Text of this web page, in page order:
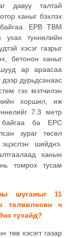
давуу талтай
ханыг бэхлэх
EPB TBM
ухах туннелийн
хэсэг газрыг
бетонон ханыг
ар араасаа
дээр дурьдсанаас
гэх мэтчилэн
хоршил, иж
7.3 метр
байгаа ба EPC
зураг төсөл
шийднэ.
ханын
томрох тусам
шугамыг 11
төлөвлөсөн ч
тухайд?
хэсэгт газар